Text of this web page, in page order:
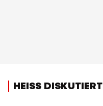
HEISS DISKUTIERT